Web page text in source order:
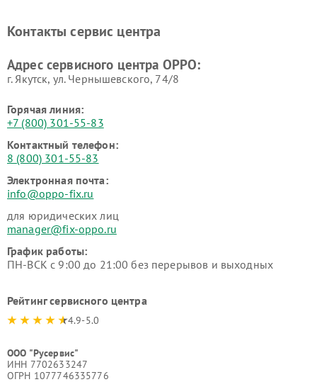
Контакты сервис центра
Адрес сервисного центра OPPO:
г. Якутск, ул. Чернышевского, 74/8
Горячая линия:
+7 (800) 301-55-83
Контактный телефон:
8 (800) 301-55-83
Электронная почта:
info@oppo-fix.ru
для юридических лиц
manager@fix-oppo.ru
График работы:
ПН-ВСК с 9:00 до 21:00 без перерывов и выходных
Рейтинг сервисного центра
4.9-5.0
ООО "Русервис"
ИНН 7702633247
ОГРН 1077746335776